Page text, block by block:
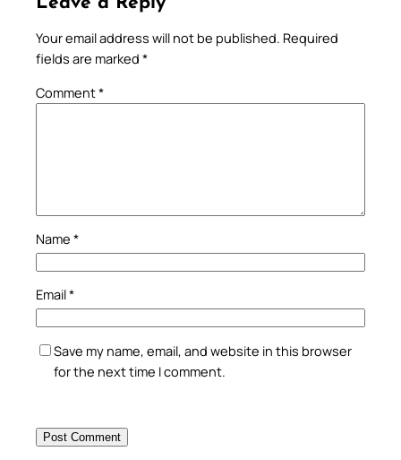
Your email address will not be published. Required
fields are marked *
Comment*
Name *
Email*
Save my name, email, and website in this browser
for the next time I comment.